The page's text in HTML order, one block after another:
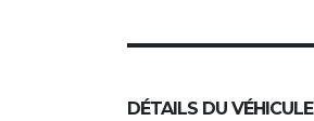
DÉTAILS DU VÉHICULE